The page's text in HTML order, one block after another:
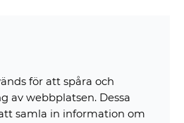
för att spåra och
av webbplatsen. Dessa
samla in information om